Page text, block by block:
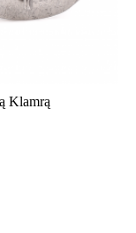
Klamrą